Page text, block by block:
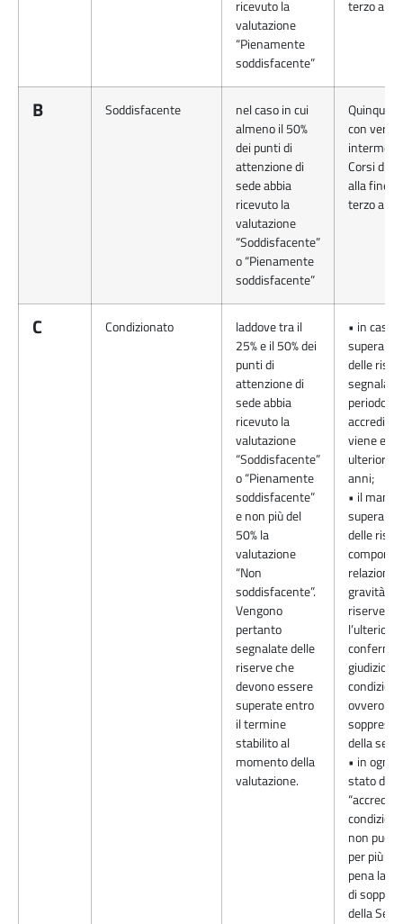
ricevuto la
valutazione
“Pienamente
soddisfacente”
terzo
B Soddisfacente
nel caso in cui
almeno il 50%
dei punti di
attenzione di
sede abbia
ricevuto la
valutazione
“Soddisfacente”
o “Pienamente
soddisfacente”
con
Corsi di
alla fine
terzo
C Condizionato
laddove tra il
25% e il 50% dei
punti di
attenzione di
sede abbia
ricevuto la
valutazione
“Soddisfacente”
o “Pienamente
soddisfacente”
e non più del
50% la
valutazione
“Non
soddisfacente”.
Vengono
pertanto
segnalate delle
riserve che
devono essere
superate entro
il termine
stabilito al
momento della
valutazione.
• in caso
delle
periodo di
viene
ulteriori 4
anni;
• il
delle
relazione
gravità di
riserve,
l’ulteriore
conferma
giudizio
ovvero la
della sede;
• in ogni
stato di
non può
per più di
pena la
di
della Sede.